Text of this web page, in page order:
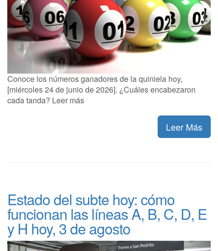
Conoce los números ganadores de la quiniela hoy,
[miércoles 24 de junio de 2026]. ¿Cuáles encabezaron
cada tanda? Leer más
Leer Más
Estado del subte hoy: cómo
funcionan las líneas A, B, C, D, E
y H hoy, 3 de agosto